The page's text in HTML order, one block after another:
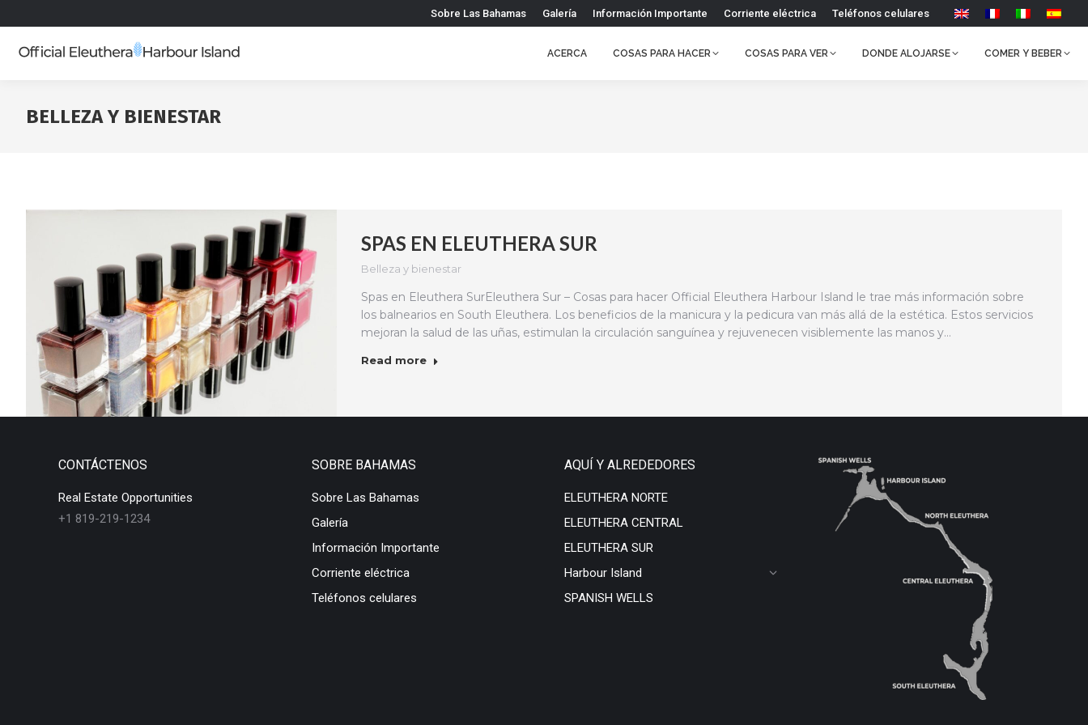
Sobre Las Bahamas Galería Información Importante Corriente eléctrica Teléfonos celulares
ACERCA COSAS PARA HACER COSAS PARA VER DONDE ALOJARSE COMER Y BEBER
BELLEZA Y BIENESTAR
SPAS EN ELEUTHERA SUR
Belleza y bienestar
Spas en Eleuthera SurEleuthera Sur – Cosas para hacer Official Eleuthera Harbour Island le trae más información sobre
los balnearios en South Eleuthera. Los beneficios de la manicura y la pedicura van más allá de la estética. Estos servicios
mejoran la salud de las uñas, estimulan la circulación sanguínea y rejuvenecen visiblemente las manos y…
Read more
CONTÁCTENOS
Real Estate Opportunities
+1 819-219-1234
SOBRE BAHAMAS
Sobre Las Bahamas
Galería
Información Importante
Corriente eléctrica
Teléfonos celulares
AQUÍ Y ALREDEDORES
ELEUTHERA NORTE
ELEUTHERA CENTRAL
ELEUTHERA SUR
Harbour Island
SPANISH WELLS